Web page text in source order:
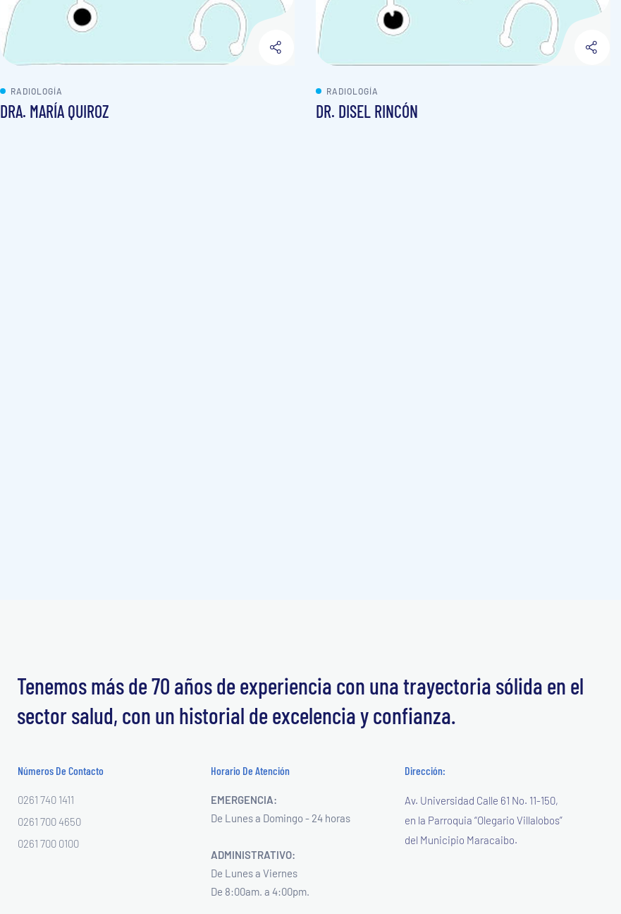
RADIOLOGÍA
DRA. MARÍA QUIROZ
RADIOLOGÍA
DR. DISEL RINCÓN
Tenemos más de 70 años de experiencia con una trayectoria sólida en el
sector salud, con un historial de excelencia y confianza.
Números De Contacto
0261 740 1411
0261 700 4650
0261 700 0100
Horario De Atención
EMERGENCIA:
De Lunes a Domingo - 24 horas
ADMINISTRATIVO:
De Lunes a Viernes
De 8:00am. a 4:00pm.
Dirección:
Av. Universidad Calle 61 No. 11-150,
en la Parroquia “Olegario Villalobos”
del Municipio Maracaibo.